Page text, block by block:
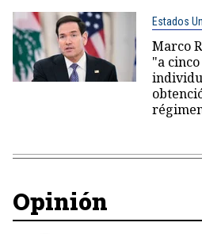
Estados
Marco
"a
Opinión